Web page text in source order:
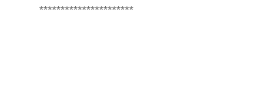
**********************